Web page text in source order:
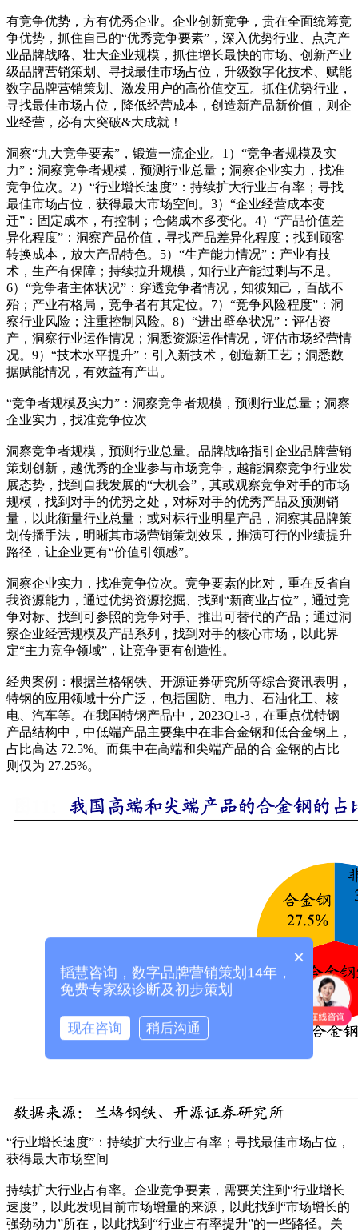
有竞争优势，方有优秀企业。企业创新竞争，贵在全面统筹竞
争优势，抓住自己的“优秀竞争要素”，深入优势行业、点亮产
业品牌战略、壮大企业规模，抓住增长最快的市场、创新产业
级品牌营销策划、寻找最佳市场占位，升级数字化技术、赋能
数字品牌营销策划、激发用户的高价值交互。抓住优势行业，
寻找最佳市场占位，降低经营成本，创造新产品新价值，则企
业经营，必有大突破&大成就！
洞察“九大竞争要素”，锻造一流企业。1）“竞争者规模及实
力”：洞察竞争者规模，预测行业总量；洞察企业实力，找准
竞争位次。2）“行业增长速度”：持续扩大行业占有率；寻找
最佳市场占位，获得最大市场空间。3）“企业经营成本变
迁”：固定成本，有控制；仓储成本多变化。4）“产品价值差
异化程度”：洞察产品价值，寻找产品差异化程度；找到顾客
转换成本，放大产品特色。5）“生产能力情况”：产业有技
术，生产有保障；持续拉升规模，知行业产能过剩与不足。
6）“竞争者主体状况”：穿透竞争者情况，知彼知己，百战不
殆；产业有格局，竞争者有其定位。7）“竞争风险程度”：洞
察行业风险；注重控制风险。8）“进出壁垒状况”：评估资
产，洞察行业运作情况；洞悉资源运作情况，评估市场经营情
况。9）“技术水平提升”：引入新技术，创造新工艺；洞悉数
据赋能情况，有效益有产出。
“竞争者规模及实力”：洞察竞争者规模，预测行业总量；洞察
企业实力，找准竞争位次
洞察竞争者规模，预测行业总量。品牌战略指引企业品牌营销
策划创新，越优秀的企业参与市场竞争，越能洞察竞争行业发
展态势，找到自我发展的“大机会”，其或观察竞争对手的市场
规模，找到对手的优势之处，对标对手的优秀产品及预测销
量，以此衡量行业总量；或对标行业明星产品，洞察其品牌策
划传播手法，明晰其市场营销策划效果，推演可行的业绩提升
路径，让企业更有“价值引领感”。
洞察企业实力，找准竞争位次。竞争要素的比对，重在反省自
我资源能力，通过优势资源挖掘、找到“新商业占位”，通过竞
争对标、找到可参照的竞争对手、推出可替代的产品；通过洞
察企业经营规模及产品系列，找到对手的核心市场，以此界
定“主力竞争领域”，让竞争更有创造性。
经典案例：根据兰格钢铁、开源证券研究所等综合资讯表明，
特钢的应用领域十分广泛，包括国防、电力、石油化工、核
电、汽车等。在我国特钢产品中，2023Q1-3，在重点优特钢
产品结构中，中低端产品主要集中在非合金钢和低合金钢上，
占比高达 72.5%。而集中在高端和尖端产品的合 金钢的占比
则仅为 27.25%。
“行业增长速度”：持续扩大行业占有率；寻找最佳市场占位，
获得最大市场空间
持续扩大行业占有率。企业竞争要素，需要关注到“行业增长
速度”，以此发现目前市场增量的来源，以此找到“市场增长的
强劲动力”所在，以此找到“行业占有率提升”的一些路径。关
×
韬慧咨询，数字品牌营销策划14年，
免费专家级诊断及初步策划
现在咨询 稍后沟通